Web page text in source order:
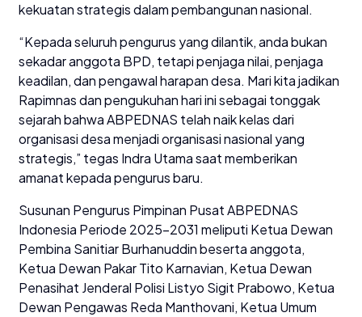
kekuatan strategis dalam pembangunan nasional.
“Kepada seluruh pengurus yang dilantik, anda bukan
sekadar anggota BPD, tetapi penjaga nilai, penjaga
keadilan, dan pengawal harapan desa. Mari kita jadikan
Rapimnas dan pengukuhan hari ini sebagai tonggak
sejarah bahwa ABPEDNAS telah naik kelas dari
organisasi desa menjadi organisasi nasional yang
strategis,” tegas Indra Utama saat memberikan
amanat kepada pengurus baru.
Susunan Pengurus Pimpinan Pusat ABPEDNAS
Indonesia Periode 2025-2031 meliputi Ketua Dewan
Pembina Sanitiar Burhanuddin beserta anggota,
Ketua Dewan Pakar Tito Karnavian, Ketua Dewan
Penasihat Jenderal Polisi Listyo Sigit Prabowo, Ketua
Dewan Pengawas Reda Manthovani, Ketua Umum